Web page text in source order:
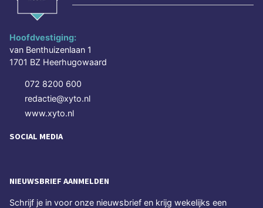
Hoofdvestiging:
van Benthuizenlaan 1
1701 BZ Heerhugowaard
072 8200 600
redactie@xyto.nl
www.xyto.nl
SOCIAL MEDIA
NIEUWSBRIEF AANMELDEN
Schrijf je in voor onze nieuwsbrief en krijg wekelijks een